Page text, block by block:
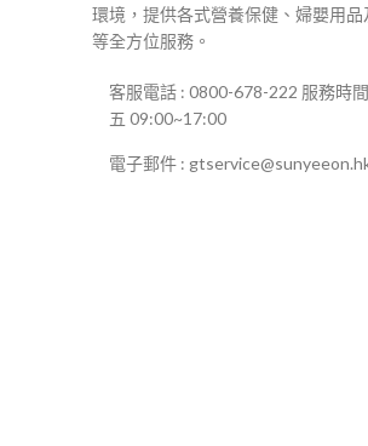
環境，提供各式營養保健、婦嬰用品
等全方位服務。
客服電話 : 0800-678-222 服務時
五 09:00~17:00
電子郵件 :